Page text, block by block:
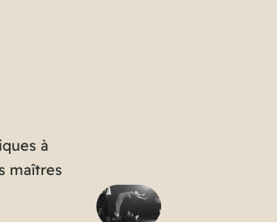
à
maîtres